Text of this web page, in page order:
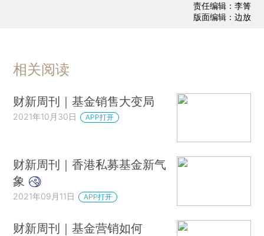
责任编辑：李箐
版面编辑：边放
相关阅读
财新周刊｜基金销售大变局
2021年10月30日 APP打开
财新周刊｜香港私募基金新气
象
2021年09月11日 APP打开
财新周刊｜基金营销如何